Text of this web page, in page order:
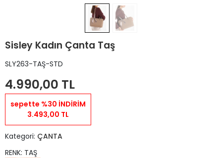
Sisley Kadın Çanta Taş
SLY263-TAŞ-STD
4.990,00 TL
sepette %30 İNDİRİM
3.493,00 TL
Kategori: ÇANTA
RENK: TAŞ